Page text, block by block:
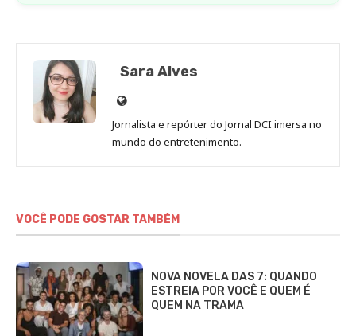
Sara Alves
Site
de
Sara
Jornalista e repórter do Jornal DCI imersa no
mundo do entretenimento.
VOCÊ PODE GOSTAR TAMBÉM
NOVA NOVELA DAS 7: QUANDO
ESTREIA POR VOCÊ E QUEM É
QUEM NA TRAMA